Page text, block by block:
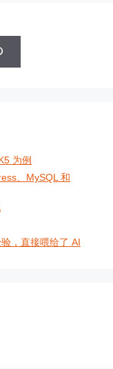
为例
、MySQL 和
，直接喂给了 AI